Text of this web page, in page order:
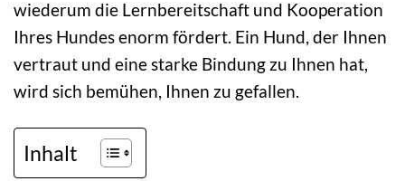
wiederum die Lernbereitschaft und Kooperation
Ihres Hundes enorm fördert. Ein Hund, der Ihnen
vertraut und eine starke Bindung zu Ihnen hat,
wird sich bemühen, Ihnen zu gefallen.
Inhalt